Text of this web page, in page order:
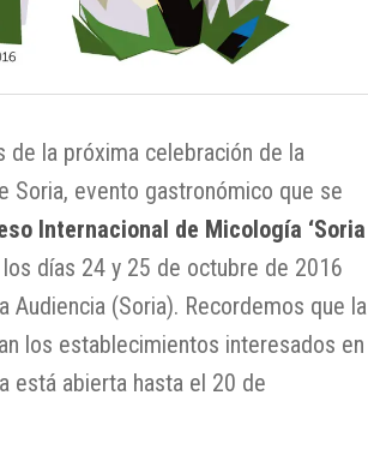
de la próxima celebración de la
Soria, evento gastronómico que se
Internacional de Micología ‘Soria
días 24 y 25 de octubre de 2016
Audiencia (Soria). Recordemos que la
los establecimientos interesados en
está abierta hasta el 20 de